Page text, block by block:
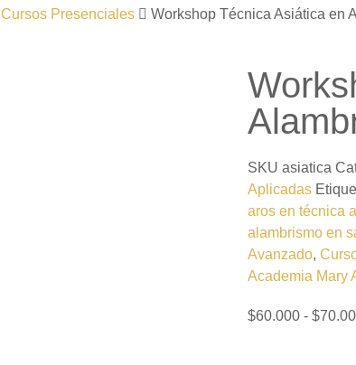
Cursos Presenciales Workshop Técnica Asiática en
SKU asiatica
Aplicadas
aros en técnica
alambrismo en
Avanzado,
Academia Mary
$60.000 - $